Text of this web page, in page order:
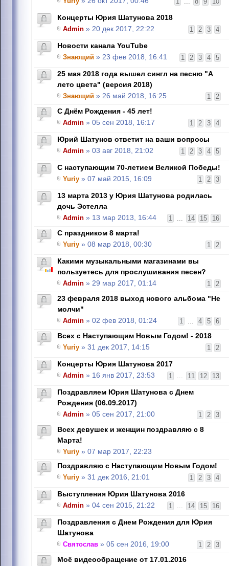
Концерты Юрия Шатунова 2018
1 2 3 4
Admin » 20 дек 2017, 22:22
Новости канала YouTube
1 2 3 4 5
Знающий » 23 фев 2018, 16:41
25 мая 2018 года вышел сингл на песню "А
лето цвета" (версия 2018)
1 2
Знающий » 26 май 2018, 16:25
С Днём Рождения - 45 лет!
1 2 3 4
Admin » 05 сен 2018, 16:17
Юрий Шатунов ответит на ваши вопросы
1 2 3 4 5
Admin » 03 авг 2018, 21:02
С наступающим 70-летием Великой Победы!
1 2 3
Yuriy » 07 май 2015, 16:09
13 марта 2013 у Юрия Шатунова родилась
дочь Эстелла
1 ... 14 15 16
Admin » 13 мар 2013, 16:44
С праздником 8 марта!
1 2
Yuriy » 08 мар 2018, 00:30
Какими музыкальными магазинами вы
пользуетесь для прослушивания песен?
1 2
Admin » 29 мар 2017, 01:14
23 февраля 2018 выход нового альбома "Не
молчи"
1 ... 4 5 6
Admin » 02 фев 2018, 01:24
Всех с Наступающим Новым Годом! - 2018
1 2
Yuriy » 31 дек 2017, 14:15
Концерты Юрия Шатунова 2017
1 ... 11 12 13
Admin » 16 янв 2017, 23:53
Поздравляем Юрия Шатунова с Днем
Рождения (06.09.2017)
1 2 3
Admin » 05 сен 2017, 21:00
Всех девушек и женщин поздравляю с 8
Марта!
Yuriy » 07 мар 2017, 22:23
Поздравляю с Наступающим Новым Годом!
1 2 3 4
Yuriy » 31 дек 2016, 21:01
Выступления Юрия Шатунова 2016
1 ... 14 15 16
Admin » 04 сен 2015, 21:22
Поздравления с Днем Рождения для Юрия
Шатунова
1 2 3
Святослав » 05 сен 2016, 19:00
Моё видеообращение от 17.01.2016